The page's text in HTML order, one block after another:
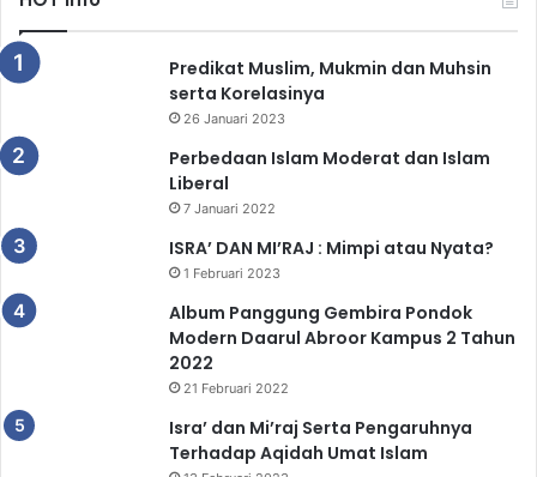
Predikat Muslim, Mukmin dan Muhsin
serta Korelasinya
26 Januari 2023
Perbedaan Islam Moderat dan Islam
Liberal
7 Januari 2022
ISRA’ DAN MI’RAJ : Mimpi atau Nyata?
1 Februari 2023
Album Panggung Gembira Pondok
Modern Daarul Abroor Kampus 2 Tahun
2022
21 Februari 2022
Isra’ dan Mi’raj Serta Pengaruhnya
Terhadap Aqidah Umat Islam